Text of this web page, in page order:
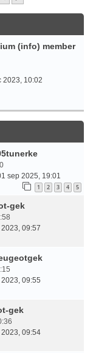
(info) member
2023, 10:02
sep 2025, 19:01
1 2 3 4 5
gek
09:57
09:55
gek
09:54